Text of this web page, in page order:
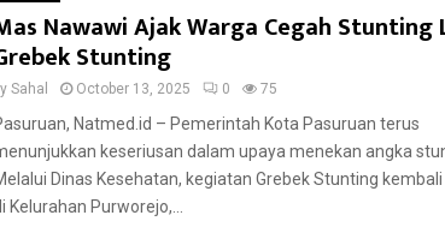
Nawawi Ajak Warga Cegah Stunting
Stunting
Sahal October 13, 2025 0 75
Natmed.id – Pemerintah Kota Pasuruan terus
keseriusan dalam upaya menekan angka
Dinas Kesehatan, kegiatan Grebek Stunting
Kelurahan Purworejo,...